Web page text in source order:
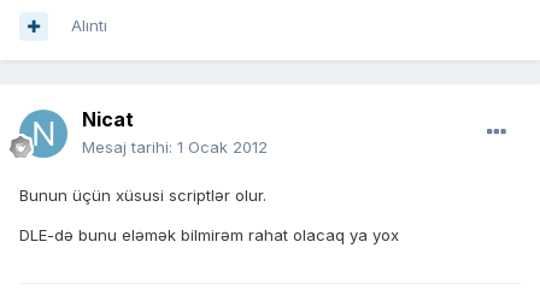
Alıntı
Nicat
Mesaj tarihi: 1 Ocak 2012
Bunun üçün xüsusi scriptlər olur.
DLE-də bunu eləmək bilmirəm rahat olacaq ya yox